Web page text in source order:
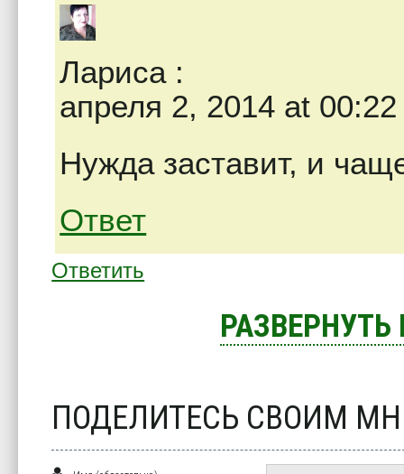
Лариса:
апреля 2, 2014 at 00:22
Нужда заставит, и
Ответ
Ответить
ПОДЕЛИТЕСЬ СВОИМ